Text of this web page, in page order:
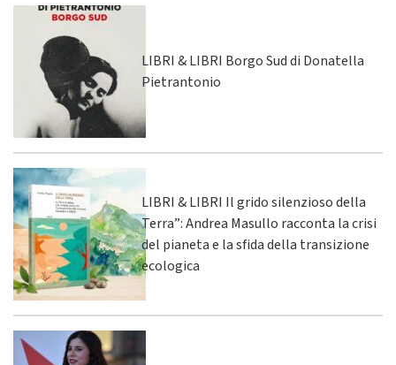
LIBRI & LIBRI Borgo Sud di Donatella
Pietrantonio
LIBRI & LIBRI Il grido silenzioso della
Terra”: Andrea Masullo racconta la crisi
del pianeta e la sfida della transizione
ecologica